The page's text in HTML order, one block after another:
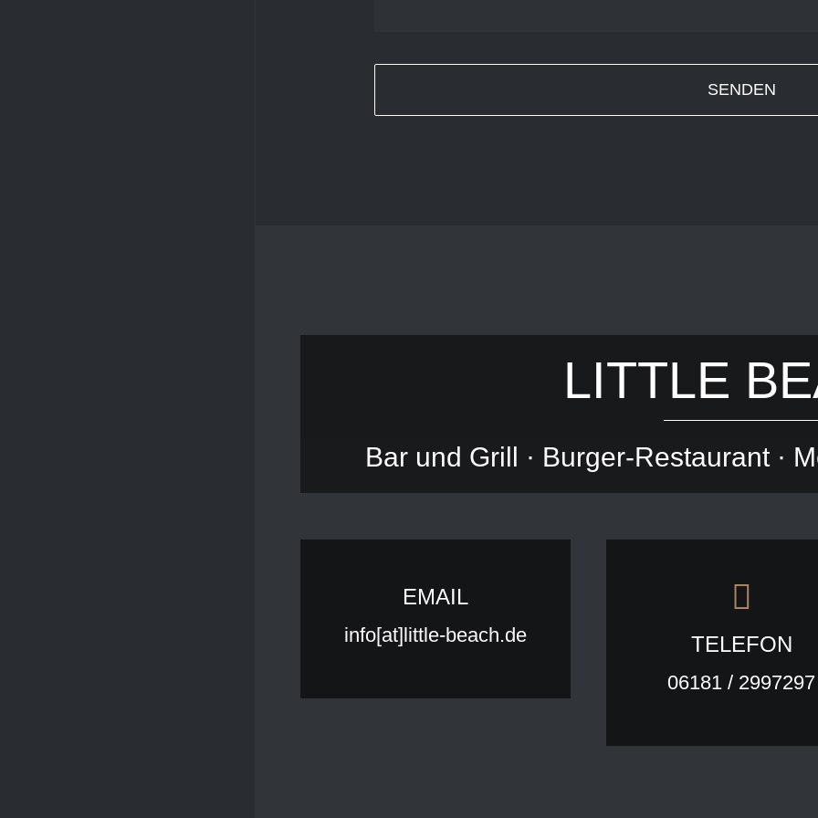
LITTLE
Bar und Grill · Burger-Restaurant ·
EMAIL
info[at]little-beach.de TELEFON
06181 / 2997297